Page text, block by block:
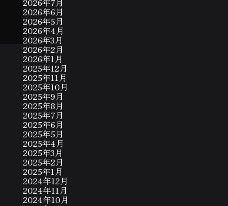
2026年6月
2026年5月
2026年4月
2026年3月
2026年2月
2026年1月
2025年12月
2025年11月
2025年10月
2025年9月
2025年8月
2025年7月
2025年6月
2025年5月
2025年4月
2025年3月
2025年2月
2025年1月
2024年12月
2024年11月
2024年10月